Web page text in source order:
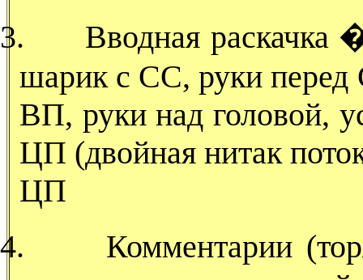
3.
Вводная
шарик с СС, руки
ВП, руки над головой,
ЦП (двойная нитак
ЦП
4.
Комментарии